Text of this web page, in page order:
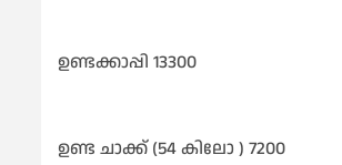
ഉണ്ടക്കാപ്പി 13300
ഉണ്ട ചാക്ക് (54 കിലോ ) 7200